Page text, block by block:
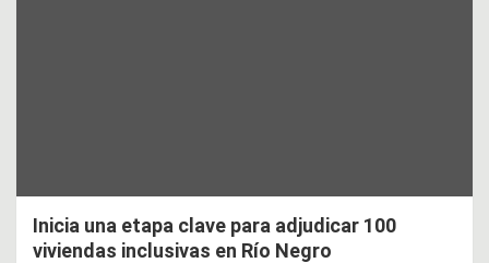
Inicia una etapa clave para adjudicar 100
viviendas inclusivas en Río Negro